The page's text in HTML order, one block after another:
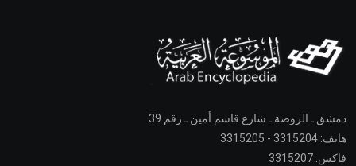
دمشق ـ الروضة ـ شارع قاسم أمين ـ رقم 39
هاتف: 3315204 - 3315205
فاكس: 3315207